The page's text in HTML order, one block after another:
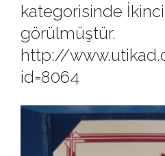
kategorisinde
görülmüştür.
http://
id=8064